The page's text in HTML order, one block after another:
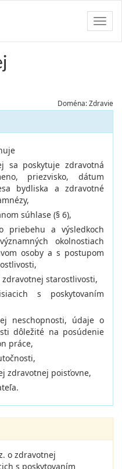
Doména: Zdravie
sa poskytuje zdravotná
priezvisko, dátum
bydliska a zdravotné
súhlase (§ 6),
priebehu a výsledkoch
okolnostiach
osoby a s postupom
starostlivosti,
s poskytovaním
neschopnosti, údaje o
dôležité na posúdenie
práce,
zdravotnej poisťovne,
o zdravotnej
s poskytovaním